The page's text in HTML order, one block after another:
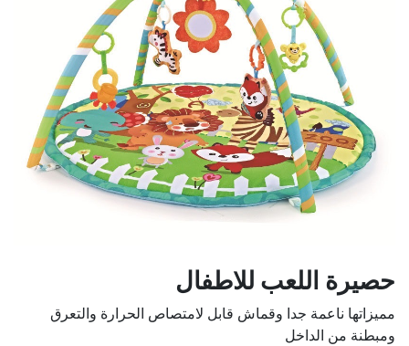
حصيرة اللعب للاطفال
مميزاتها ناعمة جدا وقماش قابل لامتصاص الحرارة والتعرق
ومبطنة من الداخل